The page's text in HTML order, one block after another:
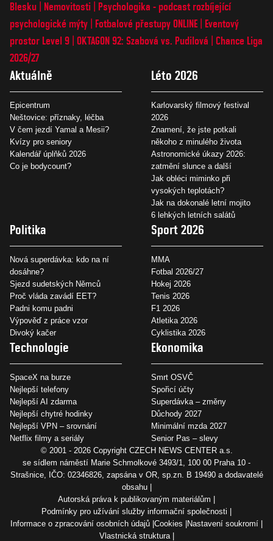
Blesku
Nemovitosti
Psychologika - podcast rozbíjející
psychologické mýty
Fotbalové přestupy ONLINE
Eventový
prostor Level 9 OKTAGON 92: Szabová vs. Pudilová
Chance Liga
2026/27
Aktuálně
Epicentrum
Neštovice: příznaky, léčba
V čem jezdí Yamal a Mesii?
Kvízy pro seniory
Kalendář úplňků 2026
Co je bodycount?
Léto 2026
Karlovarský filmový festival
2026
Znamení, že jste potkali
někoho z minulého života
Astronomické úkazy 2026:
zatmění slunce a další
Jak obléci miminko při
vysokých teplotách?
Jak na dokonalé letní mojito
6 lehkých letních salátů
Politika
Nová superdávka: kdo na ní
dosáhne?
Sjezd sudetských Němců
Proč vláda zavádí EET?
Padni komu padni
Výpověď z práce vzor
Divoký kačer
Sport 2026
MMA
Fotbal 2026/27
Hokej 2026
Tenis 2026
F1 2026
Atletika 2026
Cyklistika 2026
Technologie
SpaceX na burze
Nejlepší telefony
Nejlepší AI zdarma
Nejlepší chytré hodinky
Nejlepší VPN – srovnání
Netflix filmy a seriály
Ekonomika
Smrt OSVČ
Spořicí účty
Superdávka – změny
Důchody 2027
Minimální mzda 2027
Senior Pas – slevy
© 2001 - 2026 Copyright CZECH NEWS CENTER a.s.
se sídlem náměstí Marie Schmolkové 3493/1, 100 00 Praha 10 -
Strašnice, IČO: 02346826, zapsána v OR, sp.zn. B 19490 a dodavatelé
obsahu
Autorská práva k publikovaným materiálům
Podmínky pro užívání služby informační společnosti
Informace o zpracování osobních údajů Cookies
Nastavení soukromí
Vlastnická struktura